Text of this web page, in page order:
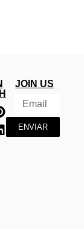
JOIN US
ENVIAR